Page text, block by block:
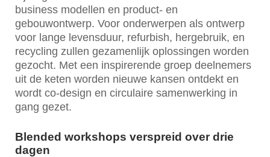
business modellen en product- en
gebouwontwerp. Voor onderwerpen als ontwerp
voor lange levensduur, refurbish, hergebruik, en
recycling zullen gezamenlijk oplossingen worden
gezocht. Met een inspirerende groep deelnemers
uit de keten worden nieuwe kansen ontdekt en
wordt co-design en circulaire samenwerking in
gang gezet.
Blended workshops verspreid over drie
dagen